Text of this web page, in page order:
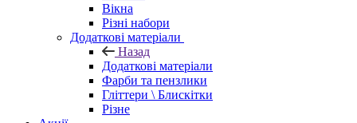
Вікна
Різні набори
Додаткові матеріали
Назад
Додаткові матеріали
Фарби та пензлики
Гліттери \ Блискітки
Різне